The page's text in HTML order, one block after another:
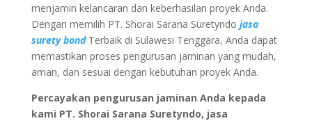
menjamin kelancaran dan keberhasilan proyek Anda.
Dengan memilih PT. Shorai Sarana Suretyndo jasa
surety bondTerbaik di Sulawesi Tenggara, Anda dapat
memastikan proses pengurusan jaminan yang mudah,
aman, dan sesuai dengan kebutuhan proyek Anda.
Percayakan pengurusan jaminan Anda kepada
kami PT. Shorai Sarana Suretyndo, jasa